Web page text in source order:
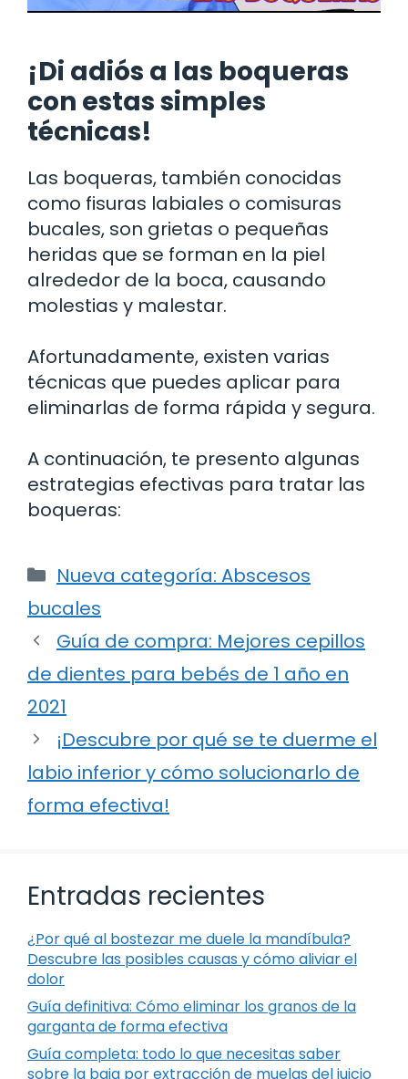
¡Di adiós a las boqueras
con estas simples
técnicas!
Las boqueras, también conocidas
como fisuras labiales o comisuras
bucales, son grietas o pequeñas
heridas que se forman en la piel
alrededor de la boca, causando
molestias y malestar.
Afortunadamente, existen varias
técnicas que puedes aplicar para
eliminarlas de forma rápida y segura.
A continuación, te presento algunas
estrategias efectivas para tratar las
boqueras:
Categorías
Nueva categoría: Abscesos
bucales
Guía de compra: Mejores cepillos
de dientes para bebés de 1 año en
2021
¡Descubre por qué se te duerme el
labio inferior y cómo solucionarlo de
forma efectiva!
Entradas recientes
¿Por qué al bostezar me duele la mandíbula?
Descubre las posibles causas y cómo aliviar el
dolor
Guía definitiva: Cómo eliminar los granos de la
garganta de forma efectiva
Guía completa: todo lo que necesitas saber
sobre la baja por extracción de muelas del juicio